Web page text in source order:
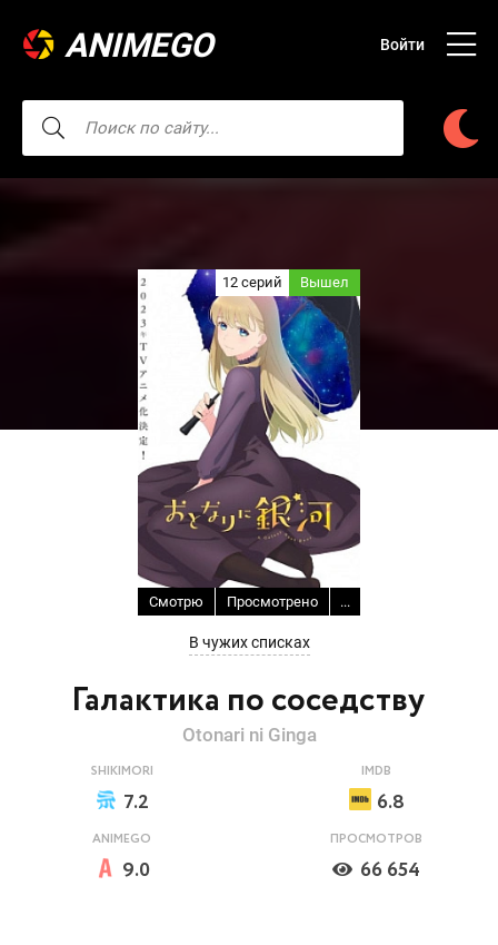
ANIMEGO Войти
Галактика по соседству
12 серий Вышел
Смотрю Просмотрено ...
В чужих списках
Otonari ni Ginga
SHIKIMORI
7.2
IMDB
6.8
ANIMEGO
9.0
ПРОСМОТРОВ
66 654